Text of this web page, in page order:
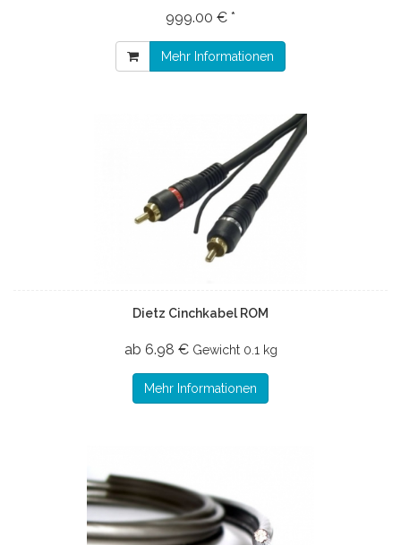
999.00 € *
Mehr Informationen
Dietz Cinchkabel ROM
ab 6.98 € Gewicht 0.1 kg
Mehr Informationen